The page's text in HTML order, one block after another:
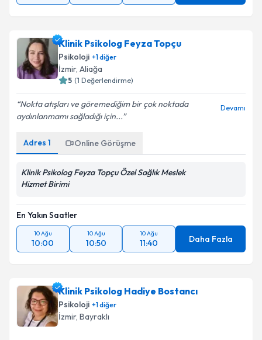
Klinik Psikolog Feyza Topçu
Psikoloji +1diğer
İzmir, Aliağa
5 (1 Değerlendirme)
Nokta atışları ve göremediğim bir çok noktada
aydınlanmamı sağladığı için...
Devamı
Adres 1 Online Görüşme
Klinik Psikolog Feyza Topçu Özel Sağlık Meslek
Hizmet Birimi
En Yakın Saatler
10 Ağu
10:00
10 Ağu
10:50
10 Ağu
11:40 Daha Fazla
Klinik Psikolog Hadiye Bostancı
Psikoloji +1diğer
İzmir, Bayraklı